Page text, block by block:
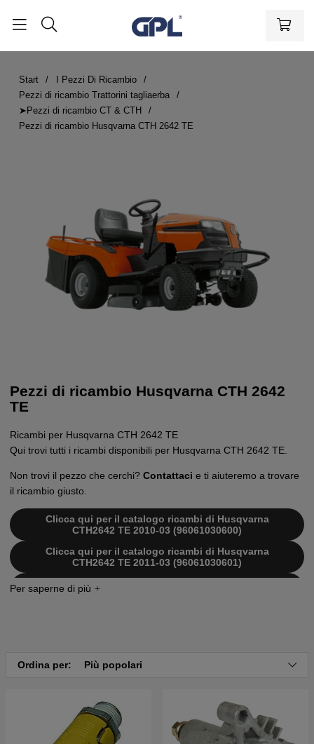
Start
I Pezzi Di Ricambio
Pezzi di ricambio Trattorini tagliaerba
➤Pezzi di ricambio CT & CTH
Pezzi di ricambio Husqvarna CTH 2642 TE
Pezzi di ricambio Husqvarna CTH 2642
TE
Ricambi per Husqvarna CTH 2642 TE
Qui trovi tutti i ricambi disponibili per Husqvarna CTH 2642 TE.
Non trovi il pezzo che cerchi? Contattaci e ti aiuteremo a trovare
il ricambio giusto.
Clicca qui per il catalogo ricambi di Husqvarna
CTH2642 TE 2010-03 (96061030600)
Clicca qui per il catalogo ricambi di Husqvarna
CTH2642 TE 2011-03 (96061030601)
Clicca qui per il catalogo ricambi di Husqvarna
CTH2642 TE 2011-06 (96061033800)
CTH2642 TE 2011-05 (96061033800)
Ordina per: Più popolari